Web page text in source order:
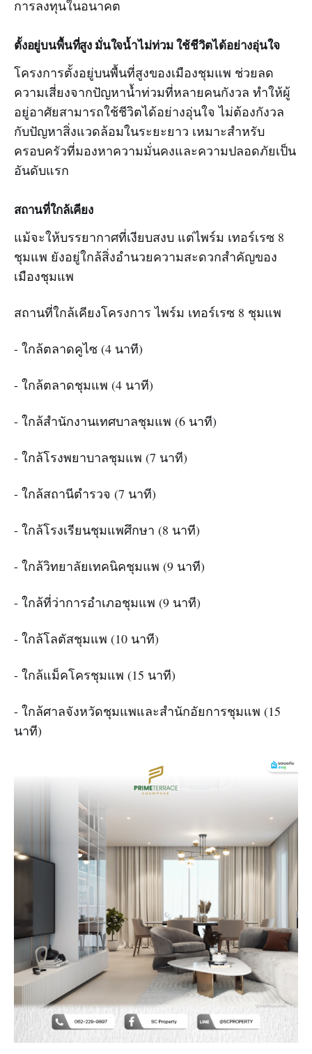
การลงทุนในอนาคต
ตั้งอยู่บนพื้นที่สูง มั่นใจน้ำไม่ท่วม ใช้ชีวิตได้อย่างอุ่นใจ
โครงการตั้งอยู่บนพื้นที่สูงของเมืองชุมแพ ช่วยลด
ความเสี่ยงจากปัญหาน้ำท่วมที่หลายคนกังวล ทำให้ผู้
อยู่อาศัยสามารถใช้ชีวิตได้อย่างอุ่นใจ ไม่ต้องกังวล
กับปัญหาสิ่งแวดล้อมในระยะยาว เหมาะสำหรับ
ครอบครัวที่มองหาความมั่นคงและความปลอดภัยเป็น
อันดับแรก
สถานที่ใกล้เคียง
แม้จะให้บรรยากาศที่เงียบสงบ แต่ไพร์ม เทอร์เรซ 8
ชุมแพ ยังอยู่ใกล้สิ่งอำนวยความสะดวกสำคัญของ
เมืองชุมแพ
สถานที่ใกล้เคียงโครงการ ไพร์ม เทอร์เรซ 8 ชุมแพ
- ใกล้ตลาดคูไซ (4 นาที)
- ใกล้ตลาดชุมแพ (4 นาที)
- ใกล้สำนักงานเทศบาลชุมแพ (6 นาที)
- ใกล้โรงพยาบาลชุมแพ (7 นาที)
- ใกล้สถานีตำรวจ (7 นาที)
- ใกล้โรงเรียนชุมแพศึกษา (8 นาที)
- ใกล้วิทยาลัยเทคนิคชุมแพ (9 นาที)
- ใกล้ที่ว่าการอำเภอชุมแพ (9 นาที)
- ใกล้โลตัสชุมแพ (10 นาที)
- ใกล้แม็คโครชุมแพ (15 นาที)
- ใกล้ศาลจังหวัดชุมแพและสำนักอัยการชุมแพ (15
นาที)